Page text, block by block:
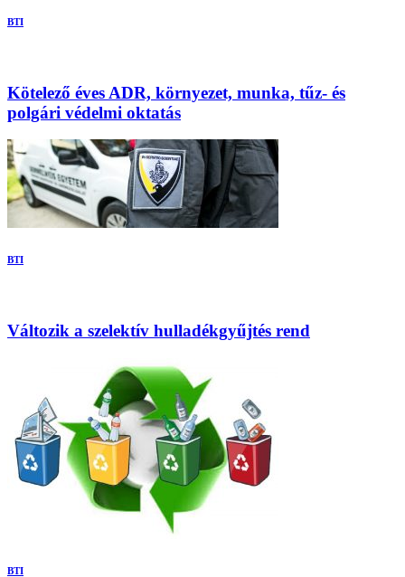
BTI
Kötelező éves ADR, környezet, munka, tűz- és
polgári védelmi oktatás
BTI
Változik a szelektív hulladékgyűjtés rend
BTI